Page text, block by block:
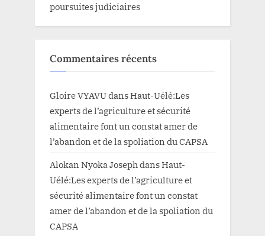
poursuites judiciaires
Commentaires récents
Gloire VYAVUdansHaut-Uélé:Les
experts de l’agriculture et sécurité
alimentaire font un constat amer de
l’abandon et de la spoliation du CAPSA
Alokan Nyoka Joseph dansHaut-
Uélé:Les experts de l’agriculture et
sécurité alimentaire font un constat
amer de l’abandon et de la spoliation du
CAPSA